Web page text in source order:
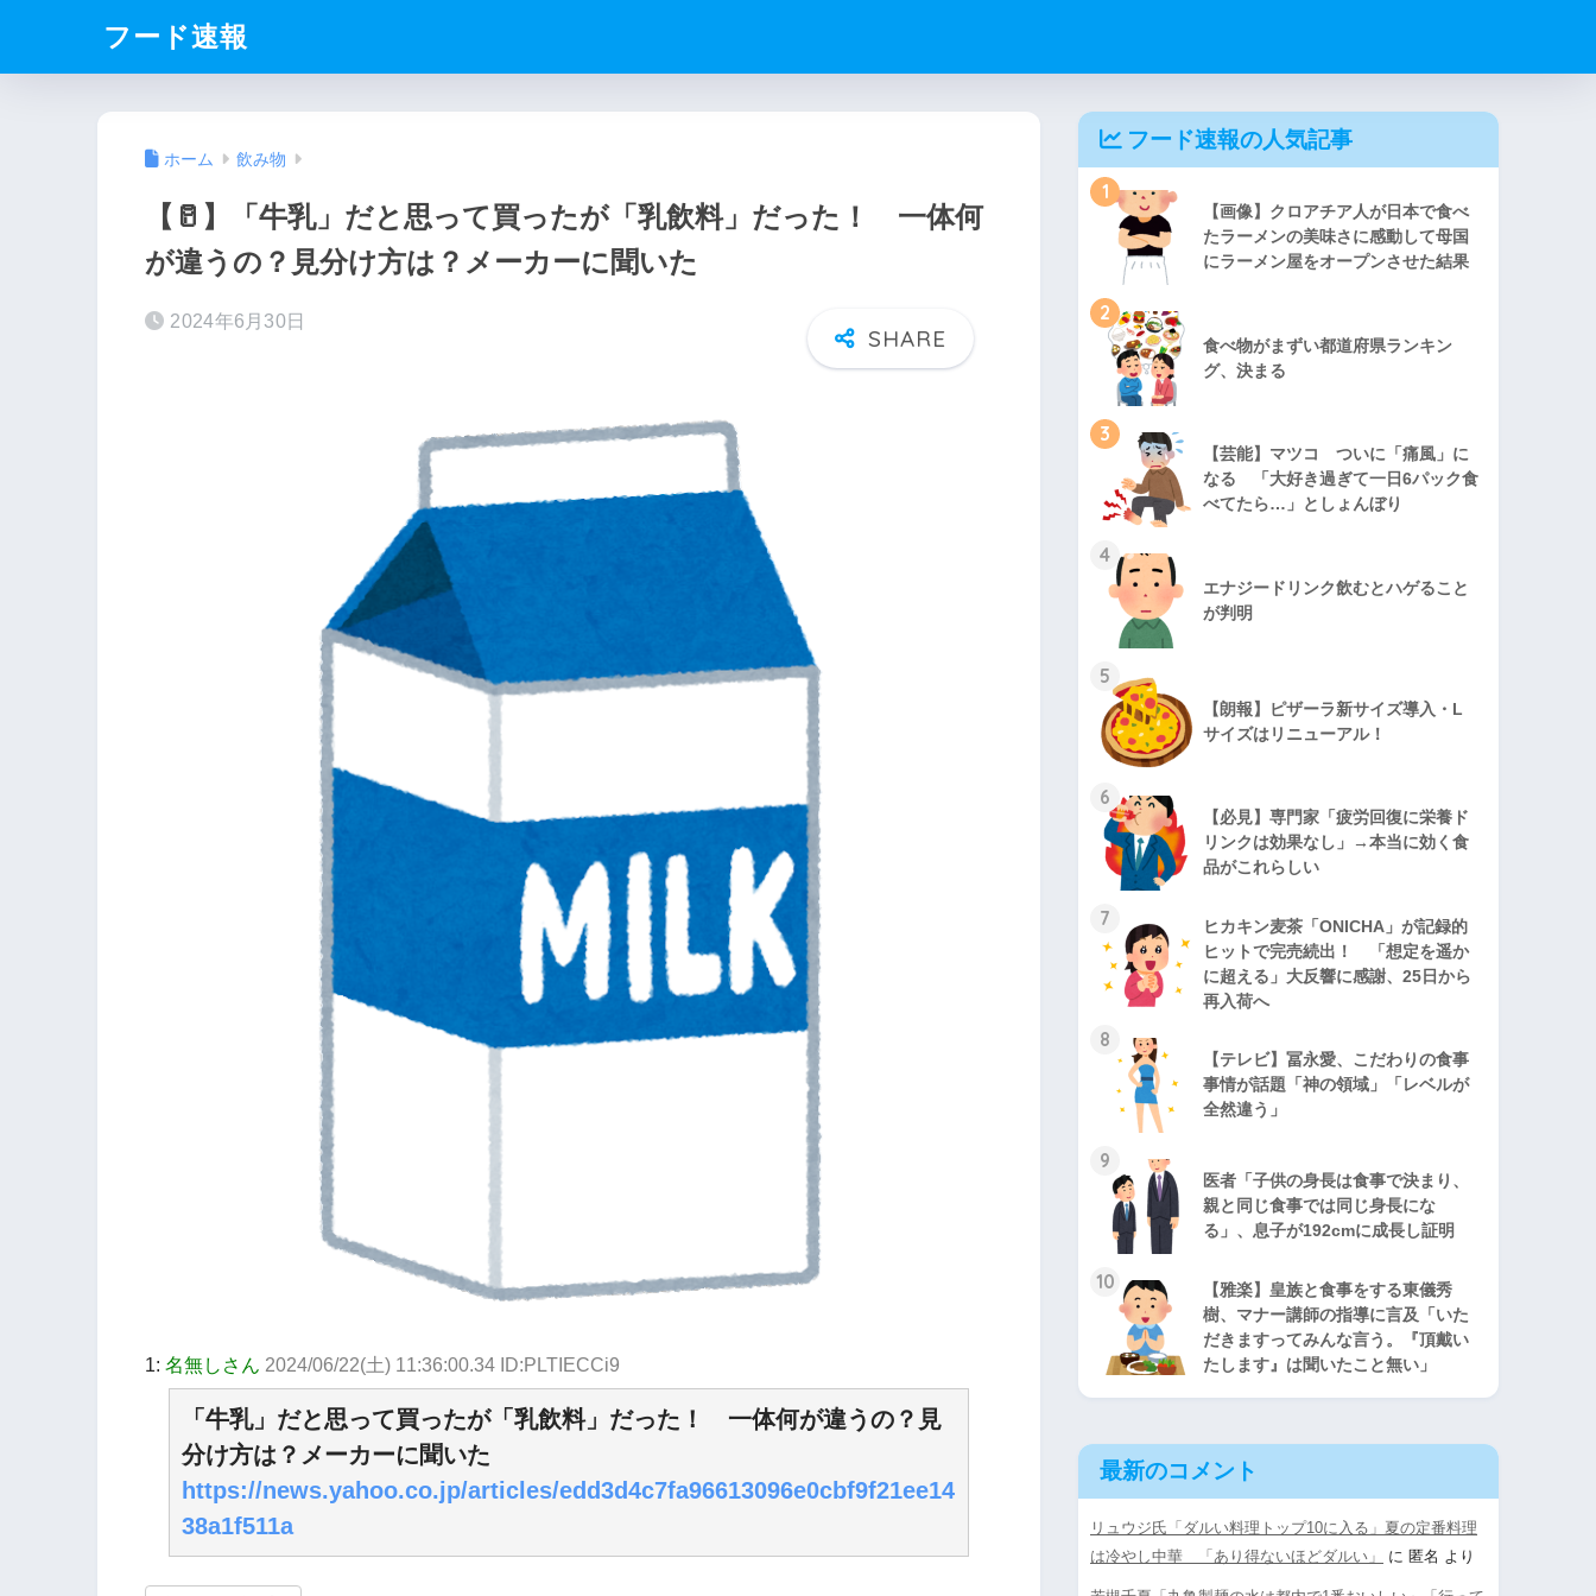
フード速報
ホーム 飲み物
【🥛】「牛乳」だと思って買ったが「乳飲料」だった！ 一体何
が違うの？見分け方は？メーカーに聞いた
2024年6月30日
1: 名無しさん 2024/06/22(土) 11:36:00.34 ID:PLTIECCi9
「牛乳」だと思って買ったが「乳飲料」だった！ 一体何が違うの？見
分け方は？メーカーに聞いた
https://news.yahoo.co.jp/articles/edd3d4c7fa96613096e0cbf9f21ee14
38a1f511a
フード速報の人気記事
1
【画像】クロアチア人が日本で食べ
たラーメンの美味さに感動して母国
にラーメン屋をオープンさせた結果
2
食べ物がまずい都道府県ランキン
グ、決まる
3
【芸能】マツコ ついに「痛風」に
なる 「大好き過ぎて一日6パック食
べてたら…」としょんぼり
4
エナジードリンク飲むとハゲること
が判明
5
【朗報】ピザーラ新サイズ導入・L
サイズはリニューアル！
6
【必見】専門家「疲労回復に栄養ド
リンクは効果なし」→本当に効く食
品がこれらしい
7
ヒカキン麦茶「ONICHA」が記録的
ヒットで完売続出！ 「想定を遥か
に超える」大反響に感謝、25日から
再入荷へ
8
【テレビ】冨永愛、こだわりの食事
事情が話題「神の領域」「レベルが
全然違う」
9
医者「子供の身長は食事で決まり、
親と同じ食事では同じ身長にな
る」、息子が192cmに成長し証明
10
【雅楽】皇族と食事をする東儀秀
樹、マナー講師の指導に言及「いた
だきますってみんな言う。『頂戴い
たします』は聞いたこと無い」
最新のコメント
リュウジ氏「ダルい料理トップ10に入る」夏の定番料理
は冷やし中華 「あり得ないほどダルい」
に 匿名 より